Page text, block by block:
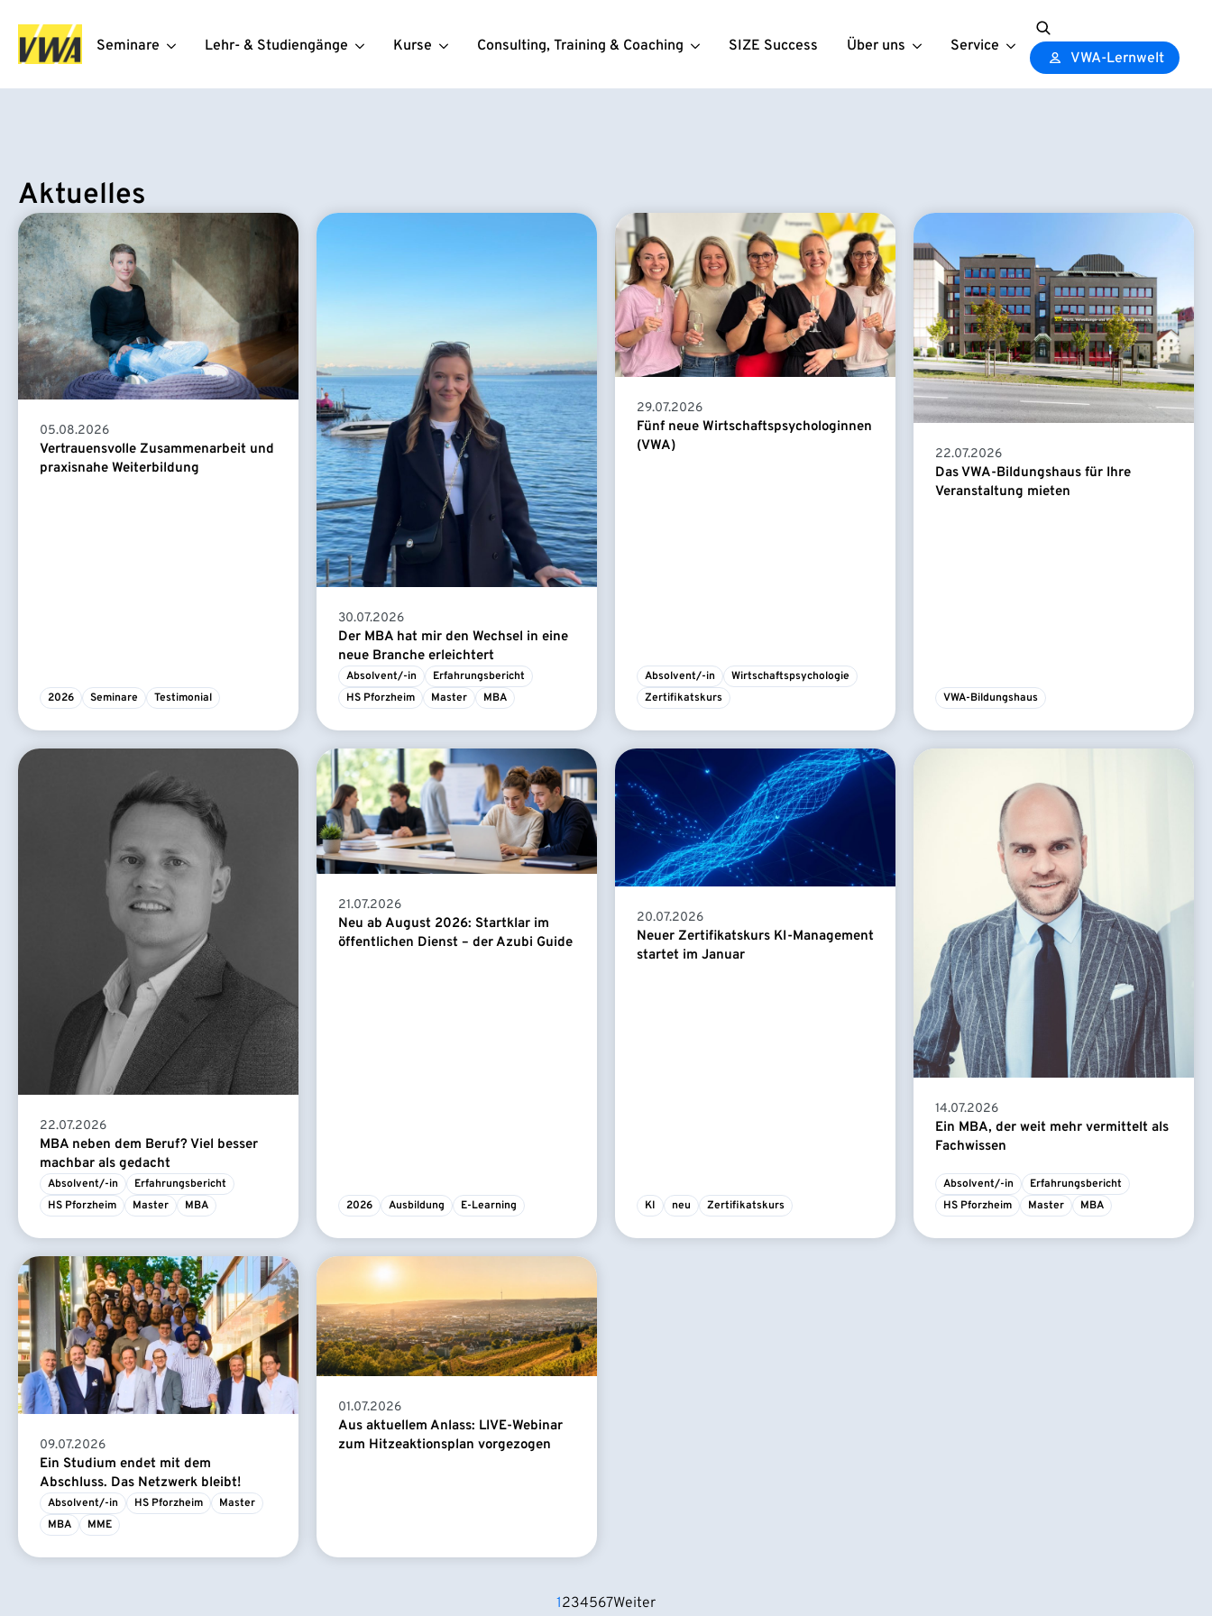
Seminare Lehr- & Studiengänge Kurse Consulting, Training & Coaching SIZE Success Über uns Service
Search
for:
VWA-Lernwelt
Aktuelles
05.08.2026
Vertrauensvolle Zusammenarbeit und
praxisnahe Weiterbildung
2026 Seminare Testimonial
30.07.2026
Der MBA hat mir den Wechsel in eine
neue Branche erleichtert
Absolvent/-in
Erfahrungsbericht
HS Pforzheim
Master MBA
29.07.2026
Fünf neue Wirtschaftspsychologinnen
(VWA)
Absolvent/-in
Wirtschaftspsychologie
Zertifikatskurs
22.07.2026
Das VWA-Bildungshaus für Ihre
Veranstaltung mieten
VWA-Bildungshaus
22.07.2026
MBA neben dem Beruf? Viel besser
machbar als gedacht
Absolvent/-in
Erfahrungsbericht
HS Pforzheim
Master MBA
21.07.2026
Neu ab August 2026: Startklar im
öffentlichen Dienst – der Azubi Guide
2026 Ausbildung E-Learning
20.07.2026
Neuer Zertifikatskurs KI-Management
startet im Januar
KI neu Zertifikatskurs
14.07.2026
Ein MBA, der weit mehr vermittelt als
Fachwissen
Absolvent/-in
Erfahrungsbericht
HS Pforzheim
Master MBA
09.07.2026
Ein Studium endet mit dem
Abschluss. Das Netzwerk bleibt!
Absolvent/-in HS Pforzheim
Master
MBA
MME
01.07.2026
Aus aktuellem Anlass: LIVE-Webinar
zum Hitzeaktionsplan vorgezogen
1234567Weiter